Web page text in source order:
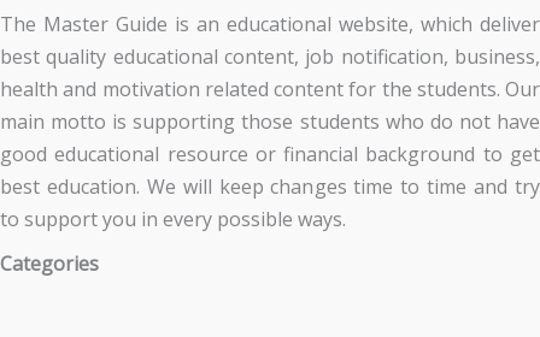
The Master Guide is an educational website, which deliver
best quality educational content, job notification, business,
health and motivation related content for the students. Our
main motto is supporting those students who do not have
good educational resource or financial background to get
best education. We will keep changes time to time and try
to support you in every possible ways.
Categories